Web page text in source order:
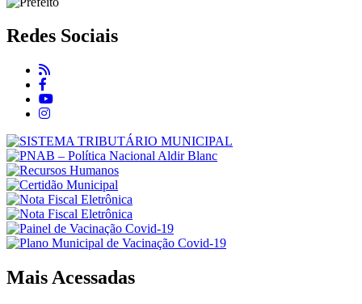
Redes Sociais
Mais Acessadas